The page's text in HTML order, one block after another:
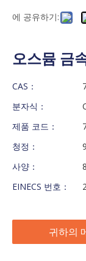
에 공유하기:
오스뮴 금
CAS：
분자식：
제품 코드：
청정：
사양：
EINECS 번호：
귀하의